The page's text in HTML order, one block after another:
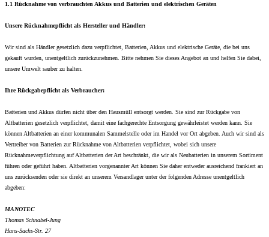
1.1 Rücknahme von verbrauchten Akkus und Batterien und elektrischen Geräten
Unsere Rücknahmepflicht als Hersteller und Händler:
Wir sind als Händler gesetzlich dazu verpflichtet, Batterien, Akkus und elektrische Geräte, die bei uns
gekauft wurden, unentgeltlich zurückzunehmen. Bitte nehmen Sie dieses Angebot an und helfen Sie dabei,
unsere Umwelt sauber zu halten.
Ihre Rückgabepflicht als Verbraucher:
Batterien und Akkus dürfen nicht über den Hausmüll entsorgt werden. Sie sind zur Rückgabe von
Altbatterien gesetzlich verpflichtet, damit eine fachgerechte Entsorgung gewährleistet werden kann. Sie
können Altbatterien an einer kommunalen Sammelstelle oder im Handel vor Ort abgeben. Auch wir sind als
Vertreiber von Batterien zur Rücknahme von Altbatterien verpflichtet, wobei sich unsere
Rücknahmeverpflichtung auf Altbatterien der Art beschränkt, die wir als Neubatterien in unserem Sortiment
führen oder geführt haben. Altbatterien vorgenannter Art können Sie daher entweder ausreichend frankiert an
uns zurücksenden oder sie direkt an unserem Versandlager unter der folgenden Adresse unentgeltlich
abgeben:
MANOTEC
Thomas Schnabel-Jung
Hans-Sachs-Str. 27